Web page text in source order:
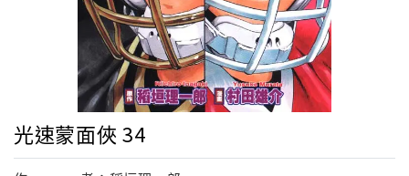
光速蒙面俠 34